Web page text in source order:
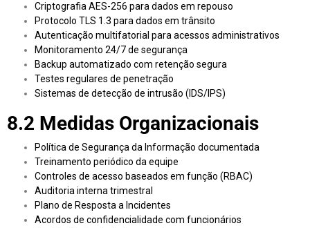
Criptografia AES-256 para dados em repouso
Protocolo TLS 1.3 para dados em trânsito
Autenticação multifatorial para acessos administrativos
Monitoramento 24/7 de segurança
Backup automatizado com retenção segura
Testes regulares de penetração
Sistemas de detecção de intrusão (IDS/IPS)
8.2 Medidas Organizacionais
Política de Segurança da Informação documentada
Treinamento periódico da equipe
Controles de acesso baseados em função (RBAC)
Auditoria interna trimestral
Plano de Resposta a Incidentes
Acordos de confidencialidade com funcionários